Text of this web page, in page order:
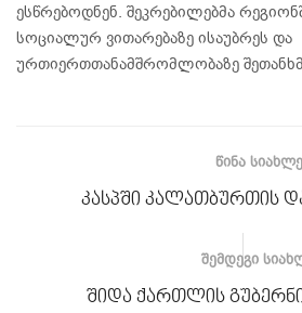
ესწრებოდნენ. შეკრებილებმა
სოციალურ ვითარებაზე ისაუბრეს და
ურთიერთთანამშრომლობაზე
ᲬᲘᲜᲐ ᲡᲘᲐᲮᲚᲔ
კასპში კალათბურთის
ᲨᲔᲛᲓᲔᲒᲘ
შიდა ქართლის